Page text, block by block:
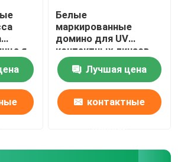
я
Белые
маркированные
домино для UV
контактных линзов,
игр домино, играя в
азартные игры
Лучшая цена
контактные